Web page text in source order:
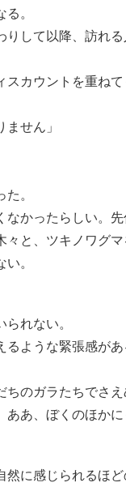
。
して以降、訪れ
カウントを重ね
せん」
。
かったらしい。
と、ツキノワグ
。
れない。
ような緊張感があ
のガラたちでさえ
ああ、ぼくのほか
に感じられるほど